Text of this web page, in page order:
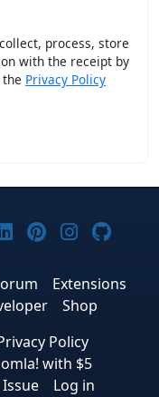
process, store
with the receipt by
Privacy Policy
Bluesky
on Threads
on
Joomla! on
Joomla! on
Joomla!
Extensions
Shop
Policy
with $5
Log in